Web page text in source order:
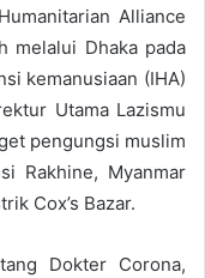
Alliance
melalui Dhaka pada
kemanusiaan (IHA)
Utama Lazismu
pengungsi muslim
Rakhine, Myanmar
Cox’s Bazar.
Dokter Corona,